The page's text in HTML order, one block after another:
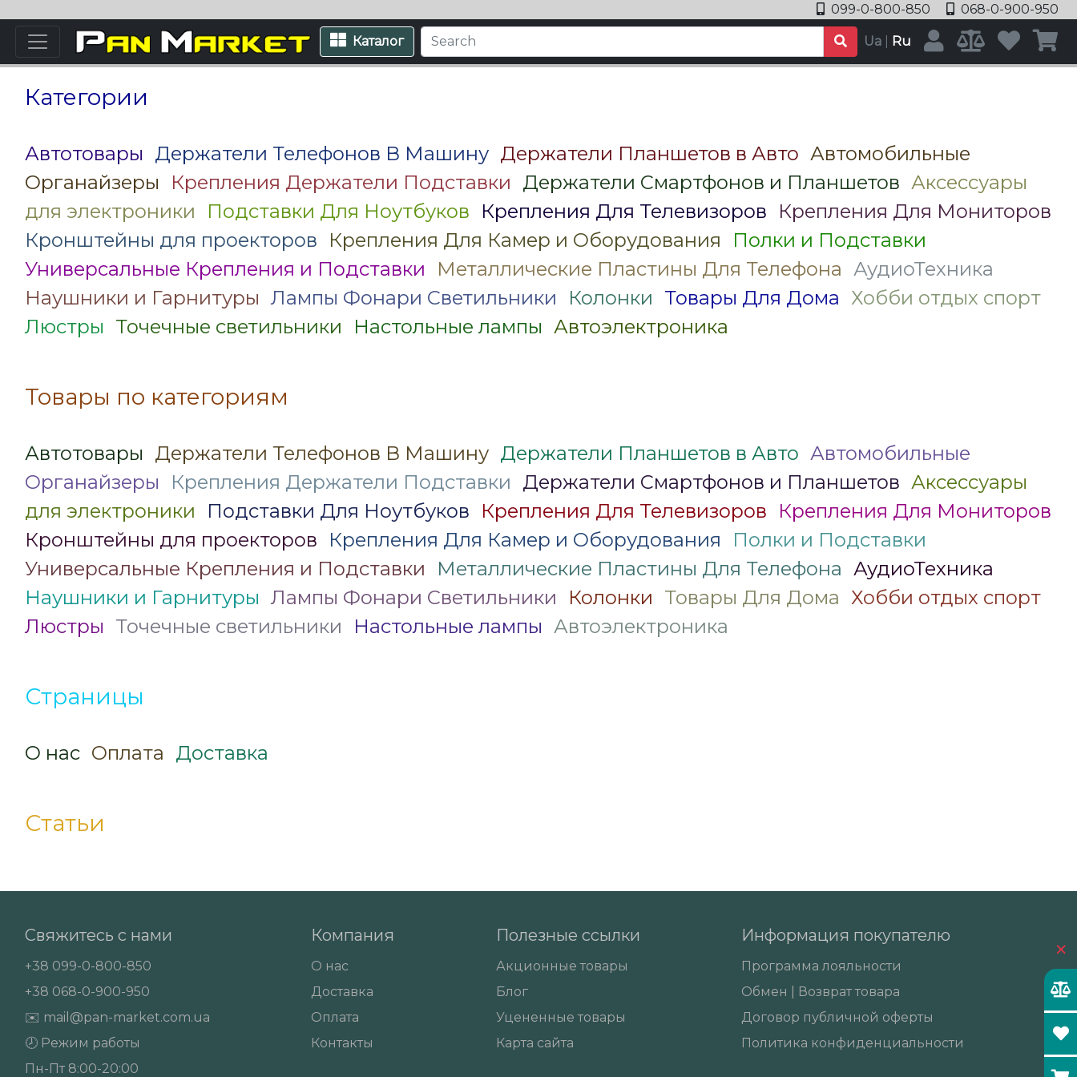
×
099-0-800-850 068-0-900-950
Каталог Ua Ru
Категории
Автотовары Держатели Телефонов В Машину Держатели Планшетов в Авто Автомобильные
Органайзеры
Крепления Держатели Подставки Держатели Смартфонов и Планшетов Аксессуары
для электроники
Подставки Для Ноутбуков Крепления Для Телевизоров
Крепления Для Мониторов
Кронштейны для проекторов
Крепления Для Камер и Оборудования
Полки и Подставки
Универсальные Крепления и Подставки
Металлические Пластины Для Телефона АудиоТехника
Наушники и Гарнитуры Лампы Фонари Светильники Колонки Товары Для Дома Хобби отдых спорт
Люстры Точечные светильники Настольные лампы Автоэлектроника
Товары по категориям
Автотовары Держатели Телефонов В Машину Держатели Планшетов в Авто Автомобильные
Органайзеры
Крепления Держатели Подставки Держатели Смартфонов и Планшетов Аксессуары
для электроники
Подставки Для Ноутбуков Крепления Для Телевизоров
Крепления Для Мониторов
Кронштейны для проекторов
Крепления Для Камер и Оборудования
Полки и Подставки
Универсальные Крепления и Подставки
Металлические Пластины Для Телефона АудиоТехника
Наушники и Гарнитуры Лампы Фонари Светильники Колонки Товары Для Дома Хобби отдых спорт
Люстры Точечные светильники Настольные лампы Автоэлектроника
Страницы
О нас Оплата Доставка
Статьи
Свяжитесь с нами
+38 099-0-800-850
+38 068-0-900-950
✉️ mail@pan-market.com.ua
🕗 Режим работы
Пн-Пт 8:00-20:00
Компания
О нас
Доставка
Оплата
Контакты
Полезные ссылки
Акционные товары
Блог
Уцененные товары
Карта сайта
Информация покупателю
Программа лояльности
Обмен | Возврат товара
Договор публичной оферты
Политика конфиденциальности